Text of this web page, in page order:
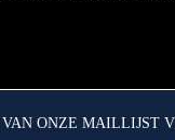
ONZE MAILLIJST